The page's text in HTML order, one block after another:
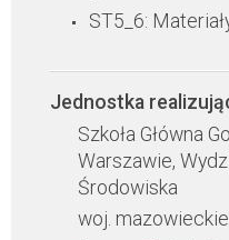
ST5_6:
Jednostka
Szkoła Główna
Warszawie,
Środowiska
woj. mazowieckie